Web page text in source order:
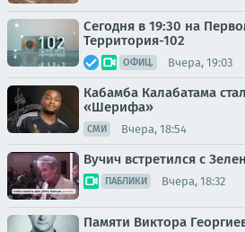
Сегодня в 19:30 на
Территория-102
ОФИЦ. Вчера, 19:03
Кабамба Калабатама
«Шерифа»
СМИ Вчера, 18:54
Вучич встретился с
ПАБЛИКИ Вчера, 18:32
Памяти Виктора